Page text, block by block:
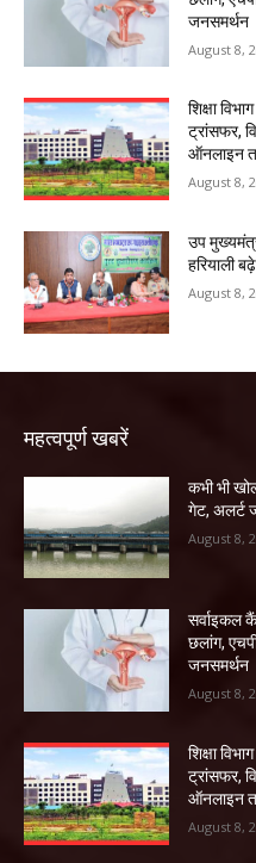
जनसमर्थन
August 8,
शिक्षा
ट्रांसफर,
ऑनलाइन
August 8,
उप
हरियाली
August 8,
महत्वपूर्ण खबरें
कभी भी
गेट, अलर्ट
August 8,
सर्वाइकल
छलांग,
जनसमर्थन
August 8,
शिक्षा
ट्रांसफर,
ऑनलाइन
August 8,